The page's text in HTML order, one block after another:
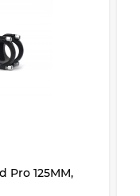
Pro 125MM,